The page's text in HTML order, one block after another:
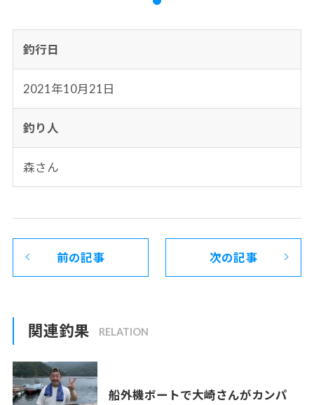
釣行日
2021年10月21日
釣り人
森さん
前の記事 次の記事
関連釣果
船外機ボートで大崎さんがカンパ